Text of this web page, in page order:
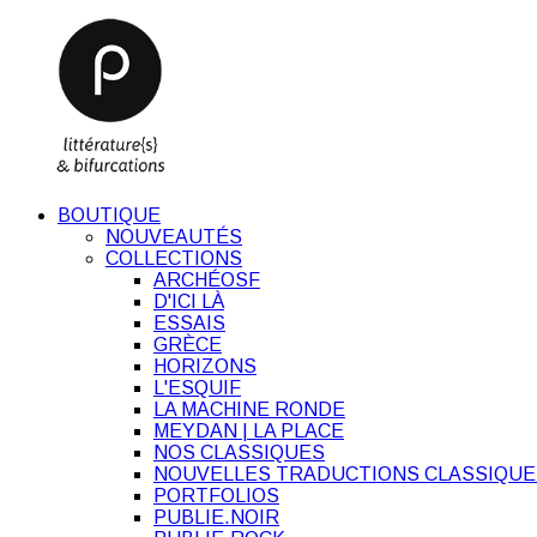
BOUTIQUE
NOUVEAUTÉS
COLLECTIONS
ARCHÉOSF
D'ICI LÀ
ESSAIS
GRÈCE
HORIZONS
L'ESQUIF
LA MACHINE RONDE
MEYDAN | LA PLACE
NOS CLASSIQUES
NOUVELLES TRADUCTIONS
PORTFOLIOS
PUBLIE.NOIR